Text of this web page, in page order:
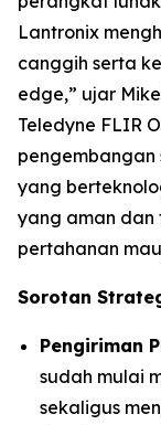
Lantronix
canggih serta
edge,” ujar
Teledyne FLIR
pengembangan
yang
yang aman dan
pertahanan
Sorotan
Pengiriman
sudah mulai
sekaligus